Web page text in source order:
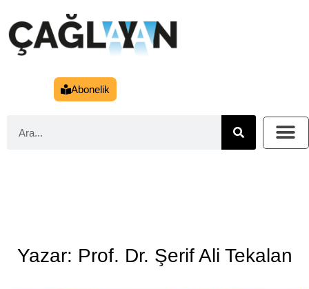
Abonelik
Yazar: Prof. Dr. Şerif Ali Tekalan